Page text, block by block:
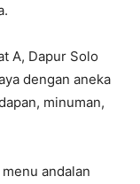
A, Dapur Solo
dengan aneka
minuman,
andalan